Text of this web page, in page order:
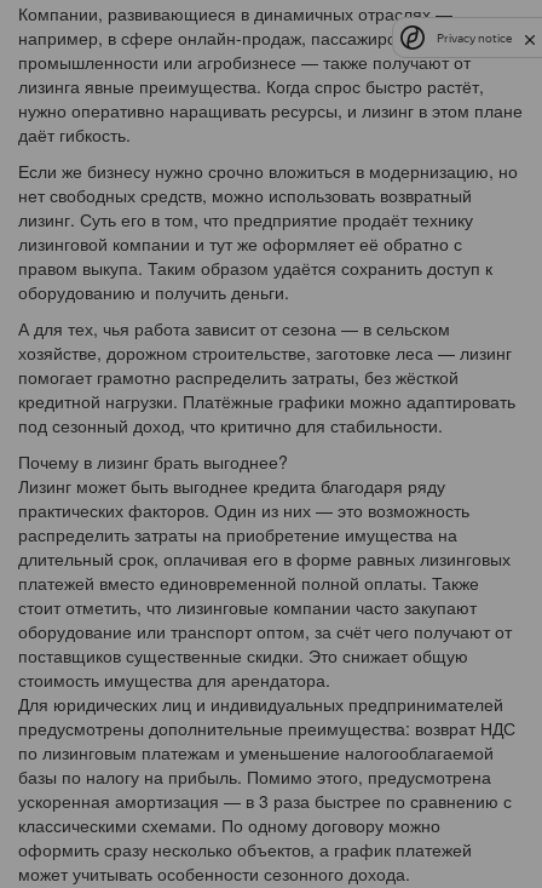
Компании, развивающиеся в динамичных отраслях —
например, в сфере онлайн-продаж, пассажирских перевозок,
промышленности или агробизнесе — также получают от
лизинга явные преимущества. Когда спрос быстро растёт,
нужно оперативно наращивать ресурсы, и лизинг в этом плане
даёт гибкость.
Если же бизнесу нужно срочно вложиться в модернизацию, но
нет свободных средств, можно использовать возвратный
лизинг. Суть его в том, что предприятие продаёт технику
лизинговой компании и тут же оформляет её обратно с
правом выкупа. Таким образом удаётся сохранить доступ к
оборудованию и получить деньги.
А для тех, чья работа зависит от сезона — в сельском
хозяйстве, дорожном строительстве, заготовке леса — лизинг
помогает грамотно распределить затраты, без жёсткой
кредитной нагрузки. Платёжные графики можно адаптировать
под сезонный доход, что критично для стабильности.
Почему в лизинг брать выгоднее?
Лизинг может быть выгоднее кредита благодаря ряду
практических факторов. Один из них — это возможность
распределить затраты на приобретение имущества на
длительный срок, оплачивая его в форме равных лизинговых
платежей вместо единовременной полной оплаты. Также
стоит отметить, что лизинговые компании часто закупают
оборудование или транспорт оптом, за счёт чего получают от
поставщиков существенные скидки. Это снижает общую
стоимость имущества для арендатора.
Для юридических лиц и индивидуальных предпринимателей
предусмотрены дополнительные преимущества: возврат НДС
по лизинговым платежам и уменьшение налогооблагаемой
базы по налогу на прибыль. Помимо этого, предусмотрена
ускоренная амортизация — в 3 раза быстрее по сравнению с
классическими схемами. По одному договору можно
оформить сразу несколько объектов, а график платежей
может учитывать особенности сезонного дохода.
Privacy notice